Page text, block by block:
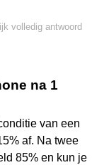
volledig antwoord
na 1
van een
af. Na twee
85% en kun je